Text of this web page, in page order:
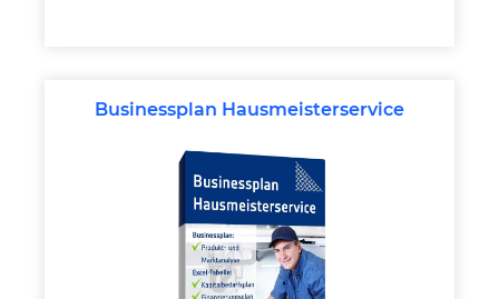
Businessplan Hausmeisterservice